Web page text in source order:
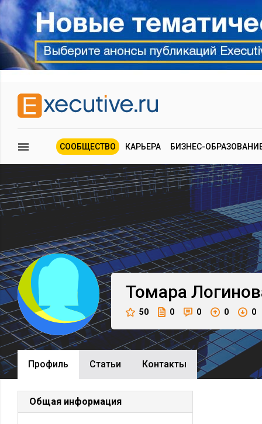
СООБЩЕСТВО КАРЬЕРА БИЗНЕС-
Томара
50 0 0 0 0
Профиль Cтатьи Контакты
Общая информация